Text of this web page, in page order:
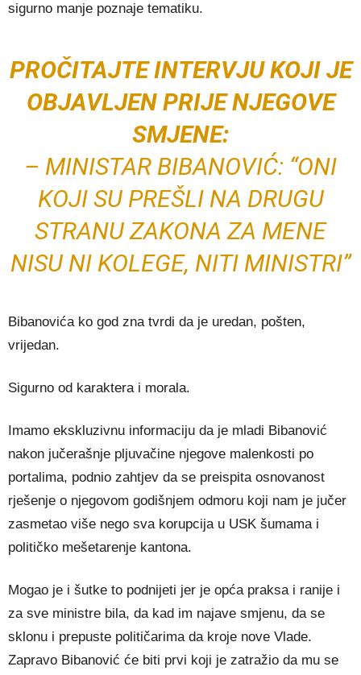
sigurno manje poznaje tematiku.
PROČITAJTE INTERVJU KOJI JE
OBJAVLJEN PRIJE NJEGOVE
SMJENE:
– MINISTAR BIBANOVIĆ: “ONI
KOJI SU PREŠLI NA DRUGU
STRANU ZAKONA ZA MENE
NISU NI KOLEGE, NITI MINISTRI”
Bibanovića ko god zna tvrdi da je uredan, pošten,
vrijedan.
Sigurno od karaktera i morala.
Imamo ekskluzivnu informaciju da je mladi Bibanović
nakon jučerašnje pljuvačine njegove malenkosti po
portalima, podnio zahtjev da se preispita osnovanost
rješenje o njegovom godišnjem odmoru koji nam je jučer
zasmetao više nego sva korupcija u USK šumama i
političko mešetarenje kantona.
Mogao je i šutke to podnijeti jer je opća praksa i ranije i
za sve ministre bila, da kad im najave smjenu, da se
sklonu i prepuste političarima da kroje nove Vlade.
Zapravo Bibanović će biti prvi koji je zatražio da mu se